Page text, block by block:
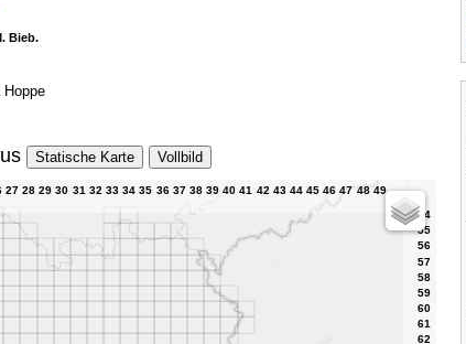
Bieb.
Statische Karte Vollbild